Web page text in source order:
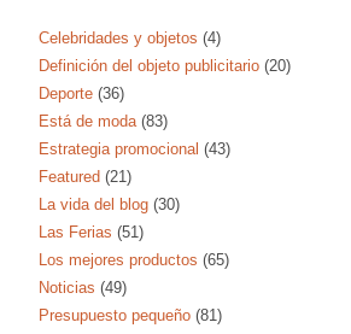
Celebridades y objetos (4)
Definición del objeto publicitario (20)
Deporte (36)
Está de moda (83)
Estrategia promocional (43)
Featured (21)
La vida del blog (30)
Las Ferias (51)
Los mejores productos (65)
Noticias (49)
Presupuesto pequeño (81)